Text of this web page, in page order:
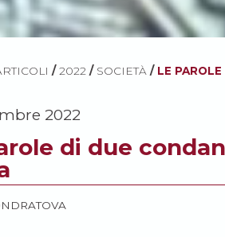
/ 2022 / SOCIETÀ / LE
2022
di due